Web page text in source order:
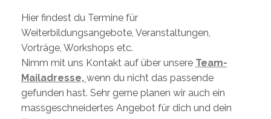
Hier findest du Termine für
Weiterbildungsangebote, Veranstaltungen,
Vorträge, Workshops etc.
Nimm mit uns Kontakt auf über unsere Team-
Mailadresse, wenn du nicht das passende
gefunden hast. Sehr gerne planen wir auch ein
massgeschneidertes Angebot für dich und dein